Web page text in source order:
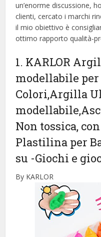
un’enorme discussione,
clienti, cercato i marchi
il mio obiettivo è
ottimo rapporto qualità-
1. KARLOR
modellabile per
Colori,Argilla
Non tossica,
Plastilina per
su -Giochi e
By KARLOR